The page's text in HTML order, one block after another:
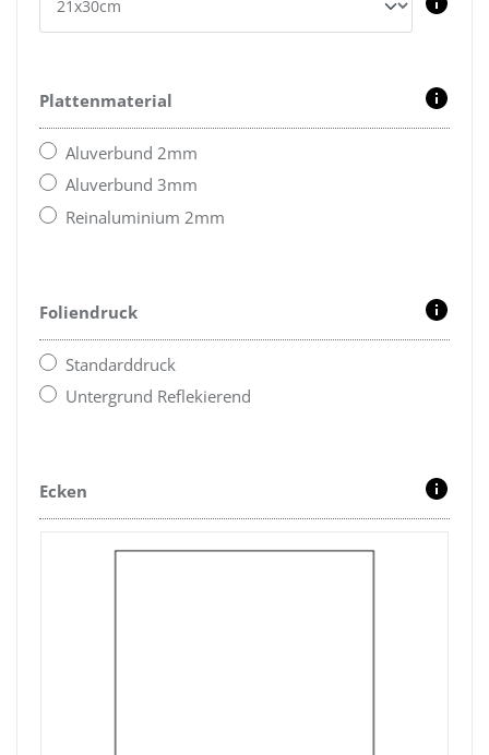
Plattenmaterial
Aluverbund 2mm
Aluverbund 3mm
Reinaluminium 2mm
Foliendruck
Standarddruck
Untergrund Reflekierend
Ecken